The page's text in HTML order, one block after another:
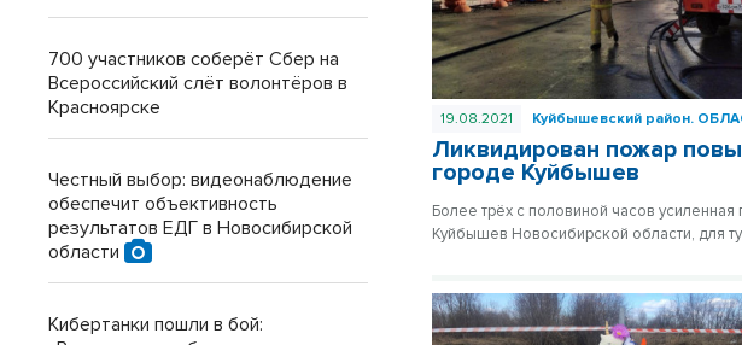
19.08.2021 Куйбышевский район.
Ликвидирован пожар
городе Куйбышев
Более трёх с половиной часов
Куйбышев Новосибирской области, для
700 участников соберёт Сбер на
Всероссийский слёт волонтёров в
Красноярске
Честный выбор: видеонаблюдение
обеспечит объективность
результатов ЕДГ в Новосибирской
области
Кибертанки пошли в бой: